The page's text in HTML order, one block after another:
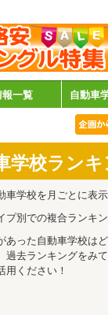
一覧 自動車
学校ラン
学校を月ごとに表示
別での複合ランキン
あった自動車学校は
過去ランキングをみ
用ください！